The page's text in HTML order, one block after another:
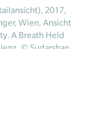
2017,
Wien, Ansicht
A Breath Held
© Sudarshan